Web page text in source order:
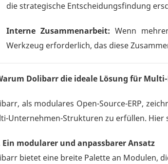
die strategische Entscheidungsfindung
Interne Zusammenarbeit: Wenn
Werkzeug erforderlich, das diese
Dolibarr die ideale Lösung für
als modulares Open-Source-ERP,
Unternehmen-Strukturen zu erfüllen. Hier
Ein modularer und anpassbarer Ansatz
bietet eine breite Palette an Modulen,